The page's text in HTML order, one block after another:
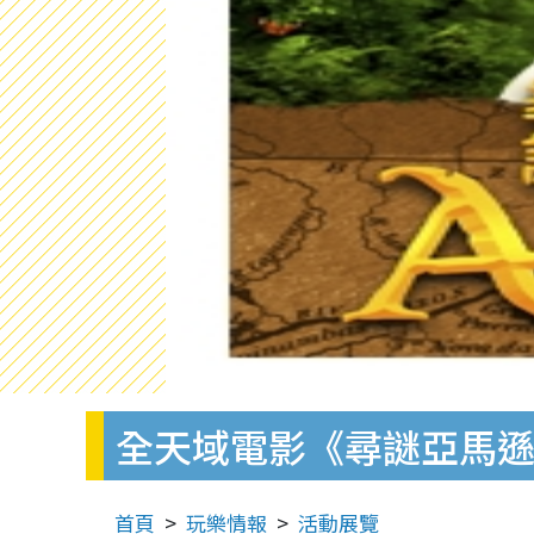
全天域電影《尋謎亞馬
首頁 玩樂情報 活動展覽